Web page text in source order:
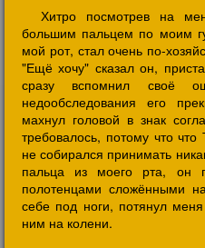
Хитро посмотрев на
большим пальцем по моим
мой рот, стал очень по-
"Ещё хочу" сказал он,
сразу вспомнил своё
недообследования его
махнул головой в знак
требовалось, потому что
не собирался принимать
пальца из моего рта, он
полотенцами сложёнными
себе под ноги, потянул
ним на колени.